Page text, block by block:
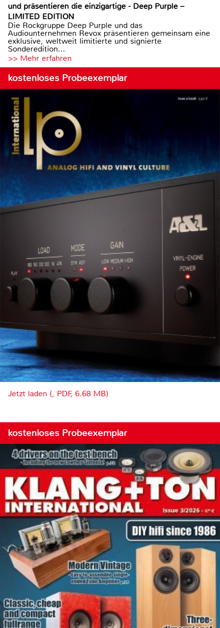
und präsentieren die einzigartige - Deep Purple –
LIMITED EDITION
Die Rockgruppe Deep Purple und das
Audiounternehmen Revox präsentieren gemeinsam eine
exklusive, weltweit limitierte und signierte
Sonderedition...
>> Mehr erfahren
kostenloses Probeexemplar
Jetzt laden (, PDF, 6.68 MB)
kostenloses Probeexemplar